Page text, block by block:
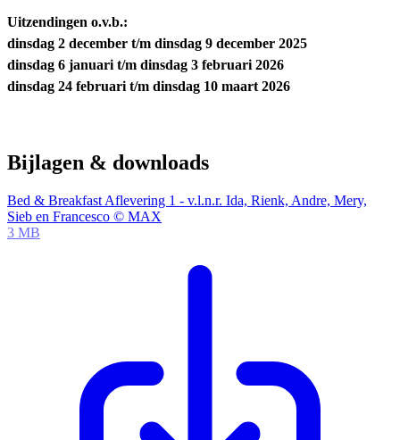
Uitzendingen o.v.b.:
dinsdag 2 december t/m dinsdag 9 december 2025
dinsdag 6 januari t/m dinsdag 3 februari 2026
dinsdag 24 februari t/m dinsdag 10 maart 2026
Bijlagen & downloads
Bed & Breakfast Aflevering 1 - v.l.n.r. Ida, Rienk, Andre, Mery,
Sieb en Francesco © MAX
3 MB